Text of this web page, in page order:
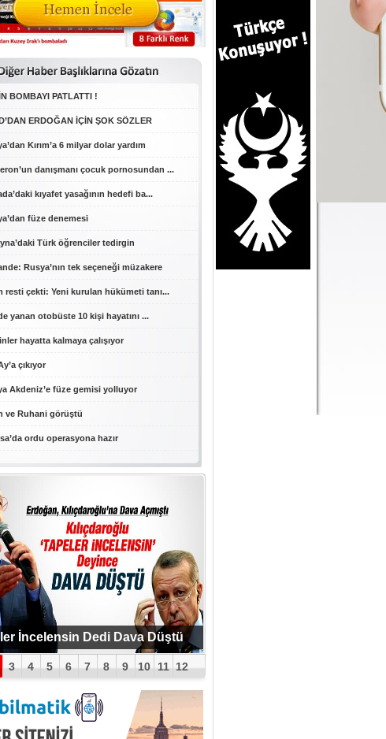
BOMBAYI PATLATTI !
ERDOĞAN İÇİN ŞOK SÖZLER
Kırım’a 6 milyar dolar yardım
danışmanı çocuk pornosundan ...
kıyafet yasağının hedefi ba...
füze denemesi
Türk öğrenciler tedirgin
Rusya’nın tek seçeneği müzakere
resti çekti: Yeni kurulan hükümeti tanı...
yanan otobüste 10 kişi hayatını ...
hayatta kalmaya çalışıyor
çıkıyor
Akdeniz’e füze gemisi yolluyor
ve Ruhani görüştü
ordu operasyona hazır
BOMBAYI PATLATTI !
İncelensin Dedi Dava Düştü
3 4 5 6 7 8 9 10 11 12